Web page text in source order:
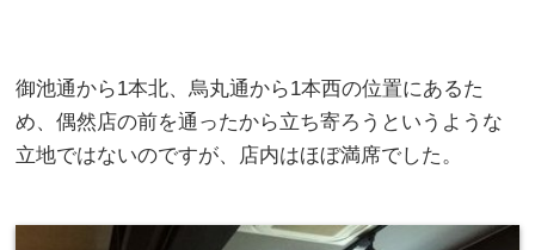
御池通から1本北、烏丸通から1本西の位置にあるた
め、偶然店の前を通ったから立ち寄ろうというような
立地ではないのですが、店内はほぼ満席でした。